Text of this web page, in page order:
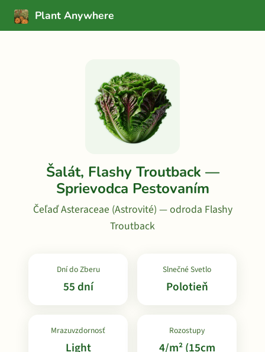
Plant Anywhere
Šalát, Flashy Troutback —
Sprievodca Pestovaním
Čeľaď Asteraceae (Astrovité) — odroda Flashy
Troutback
Dní do Zberu
55 dní
Slnečné Svetlo
Polotieň
Mrazuvzdornosť
Light
Rozostupy
4/m² (15cm